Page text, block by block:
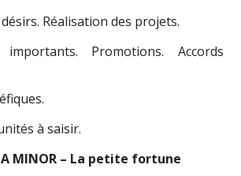
Réalisation des projets.
Promotions. Accords
à saisir.
MINOR – La petite fortune